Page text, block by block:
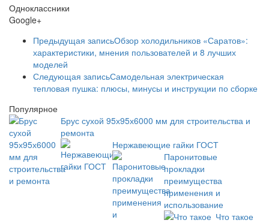
Одноклассники
Google+
Предыдущая записьОбзор холодильников «Саратов»:
характеристики, мнения пользователей и 8 лучших
моделей
Следующая записьСамодельная электрическая
тепловая пушка: плюсы, минусы и инструкции по сборке
Популярное
Брус сухой 95х95х6000 мм для строительства и
ремонта
Нержавеющие гайки ГОСТ
Паронитовые
прокладки
преимущества
применения и
использование
Что такое